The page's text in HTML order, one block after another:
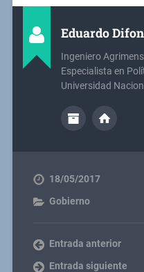
Eduardo
Ingeniero
Especialista en
Universidad
18/05/2017
Gobierno
Entrada anterior
Entrada siguiente